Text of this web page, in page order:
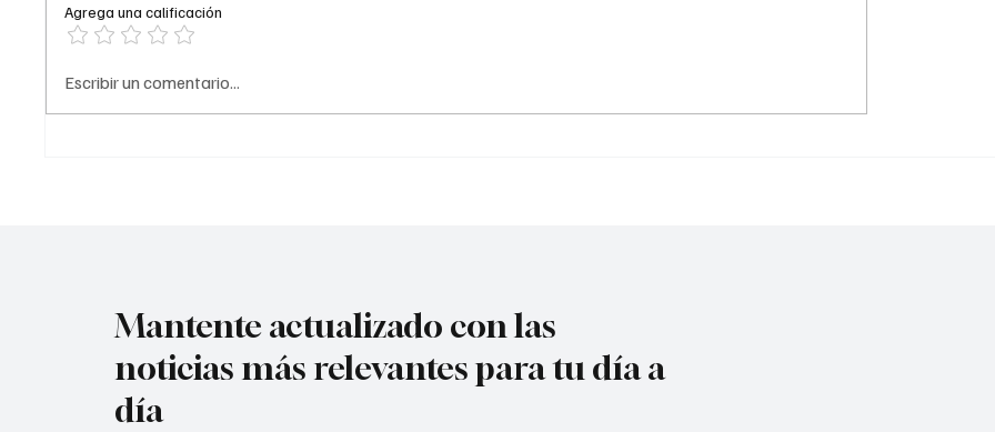
Comediante señalado de
Agrega una calificación
Escribir un comentario...
Mantente actualizado con las
noticias más relevantes para tu día a
día